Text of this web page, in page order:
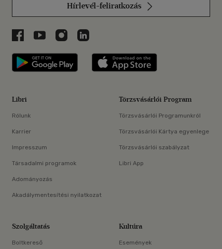
Hírlevél-feliratkozás
Libri a Facebookon
Libri a Youtube-on
Libri az Instagramon
Libri a LinkedInen
Libri applikáció Szerezd meg: Google
Libri
Rólunk
Karrier
Impresszum
Társadalmi programok
Adományozás
Akadálymentesítési nyilatkozat
Törzsvásárlói Program
Törzsvásárlói Programunkról
Törzsvásárlói Kártya egyenlege
Törzsvásárlói szabályzat
Libri App
Szolgáltatás
Boltkereső
Kultúra
Események